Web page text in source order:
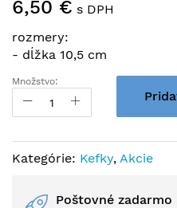
na
galérie
obrázkov
6,50 € s DPH
rozmery:
- dĺžka 10,5 cm
Množstvo:
Kategórie: Kefky, Akcie
Poštovné zadarmo